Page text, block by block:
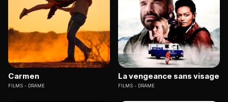
Carmen
FILMS DRAME
La vengeance sans visage
FILMS DRAME